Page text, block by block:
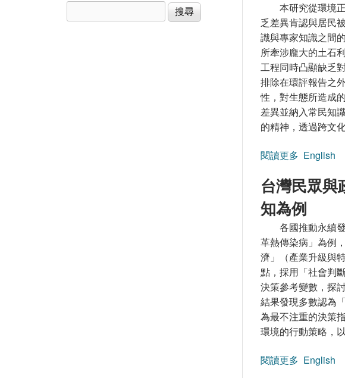
本研究從環境
乏差異肯認與居民
識與專家知識之間
所牽涉龐大的土石
工程同時凸顯缺乏
排除在環評報告之
性，對生態所造成
差異並納入常民知
的精神，透過跨文
閱讀更多 關於從環
English
台灣民眾與
知為例
各國推動永續
革熱傳染病」為例
濟」（產業升級與
點，採用「社會判
決策參考變數，探
結果發現多數認為
為最不注重的決策
環境的行動策略，
閱讀更多 關於台灣
English
搜尋表單